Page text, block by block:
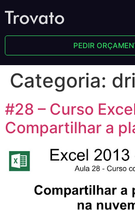
PEDIR
Categoria:
#28 – Curso
Compartilhar a